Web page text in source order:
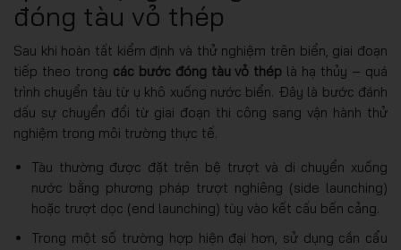
đóng tàu vỏ thép
Sau khi hoàn tất kiểm định và thử nghiệm trên biển, giai đoạn
tiếp theo trong các bước đóng tàu vỏ thép là hạ thủy – quá
trình chuyển tàu từ ụ khô xuống nước biển. Đây là bước đánh
dấu sự chuyển đổi từ giai đoạn thi công sang vận hành thử
nghiệm trong môi trường thực tế.
Tàu thường được đặt trên bệ trượt và di chuyển xuống
nước bằng phương pháp trượt nghiêng (side launching)
hoặc trượt dọc (end launching) tùy vào kết cấu bến cảng.
Trong một số trường hợp hiện đại hơn, sử dụng cần cẩu